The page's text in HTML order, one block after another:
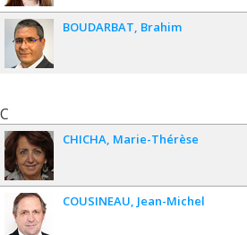
BOUDARBAT Brahim
C
CHICHA Marie-Thérèse
COUSINEAU Jean-Michel